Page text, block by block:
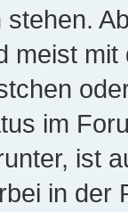
meist
im
ist
in der